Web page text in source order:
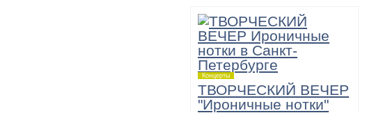
Концерты
ТВОРЧЕСКИЙ ВЕЧЕР
"Ироничные нотки"